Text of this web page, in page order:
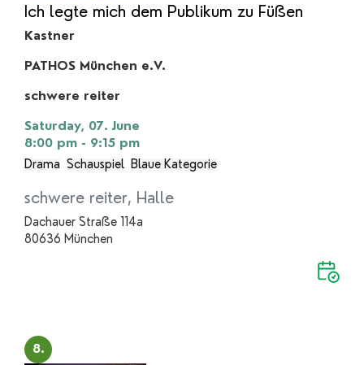
Ich legte mich dem Publikum zu Füßen
Kastner
PATHOS München e.V.
schwere reiter
Saturday, 07. June
8:00 pm - 9:15 pm
Drama Schauspiel Blaue Kategorie
schwere reiter, Halle
Dachauer Straße 114a
80636 München
8.